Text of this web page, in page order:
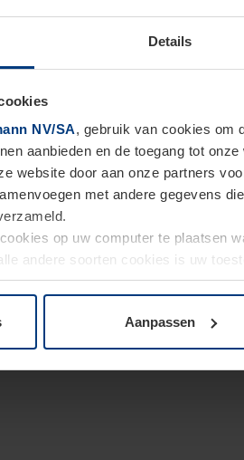
Details
NV/SA, gebruik van cookies om
aanbieden en de toegang tot
website door aan onze partners
met andere gegevens
op uw computer te plaatsen
andere soorten cookies is uw
op paginaPrivacyverklaringop
Aanpassen